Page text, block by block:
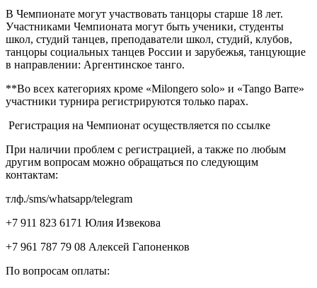
В Чемпионате могут участвовать танцоры старше 18 лет.
Участниками Чемпионата могут быть ученики, студенты
школ, студий танцев, преподаватели школ, студий, клубов,
танцоры социальных танцев России и зарубежья, танцующие
в направлении: Аргентинское танго.
**Во всех категориях кроме «Milongero solo» и «Tango Barre»
участники турнира регистрируются только парах.
Регистрация на Чемпионат осуществляется по ссылке
При наличии проблем с регистрацией, а также по любым
другим вопросам можно обращаться по следующим
контактам:
тлф./sms/whatsapp/telegram
+7 911 823 6171 Юлия Извекова
+7 961 787 79 08 Алексей Гапоненков
По вопросам оплаты: